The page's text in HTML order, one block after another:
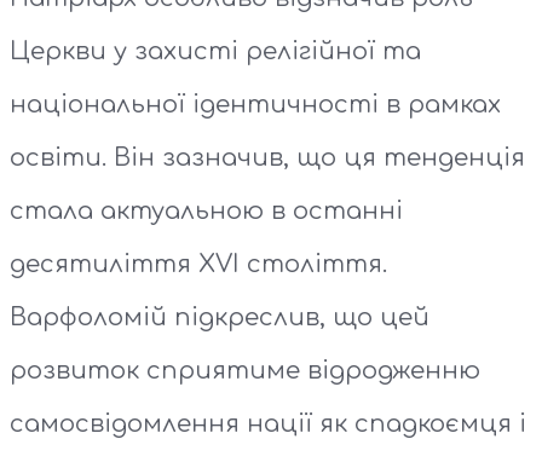
Церкви у захисті релігійної та
національної ідентичності в рамках
освіти. Він зазначив, що ця тенденція
стала актуальною в останні
десятиліття XVI століття.
Варфоломій підкреслив, що цей
розвиток сприятиме відродженню
самосвідомлення нації як спадкоємця і